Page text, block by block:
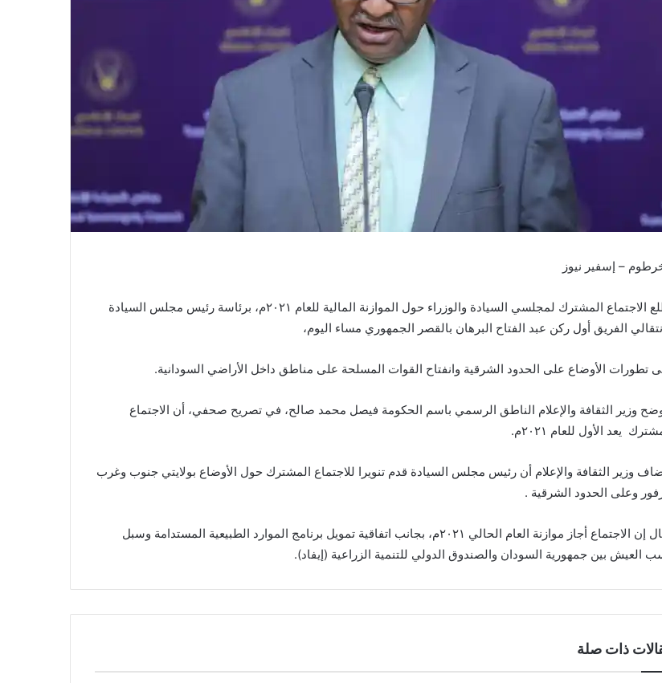
– إسفير نيوز
اطلع الاجتماع المشترك لمجلسي السيادة والوزراء حول الموازنة المالية للعام ٢٠٢١م، برئاسة رئيس مجلس السيادة
الفريق أول ركن عبد الفتاح البرهان بالقصر الجمهوري مساء اليوم،
تطورات الأوضاع على الحدود الشرقية وانفتاح القوات المسلحة على مناطق داخل الأراضي السودانية.
وزير الثقافة والإعلام الناطق الرسمي باسم الحكومة فيصل محمد صالح، في تصريح صحفي، أن الاجتماع
يعد الأول للعام ٢٠٢١م.
وزير الثقافة والإعلام أن رئيس مجلس السيادة قدم تنويرا للاجتماع المشترك حول الأوضاع بولايتي جنوب وغرب
وعلى الحدود الشرقية .
وقال إن الاجتماع أجاز موازنة العام الحالي ٢٠٢١م، بجانب اتفاقية تمويل برنامج الموارد الطبيعية المستدامة وسبل
العيش بين جمهورية السودان والصندوق الدولي للتنمية الزراعية (إيفاد).
ذات صلة